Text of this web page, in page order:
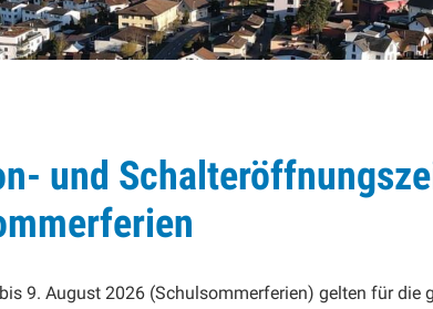
und
9. August 2026 (Schulsommerferien) gelten für die